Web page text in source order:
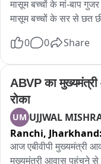
गिरीश महाजन हे भाजपचे
ठेकेदारांचे कॉन्ट्रॅक्ट
मासूम बच्चों के मां-बाप
मासूम बच्चों के सर से छत
उत्तराखंड वक्फ बोर्ड के
चेक देकर इन मासूम बच्चों
सरकार और वक्फ बोर्ड
पढ़ाई, आर्थिक सहायता
की जाएगी. मौके पर मौजूद
बेसहारा बच्चों की मदद का
प्रतिनिधिमंडल ने भी
0 0 Share
ABVP का
रोका
UM UJJWAL
Ranchi, Jharkhand:
आज एबीवीपी मुख्यमंत्री
मुख्यमंत्री आवास पहुंचने से